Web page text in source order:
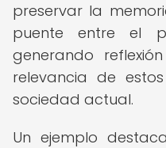
preservar la
puente entre el
generando
relevancia de
sociedad actual.
Un ejemplo